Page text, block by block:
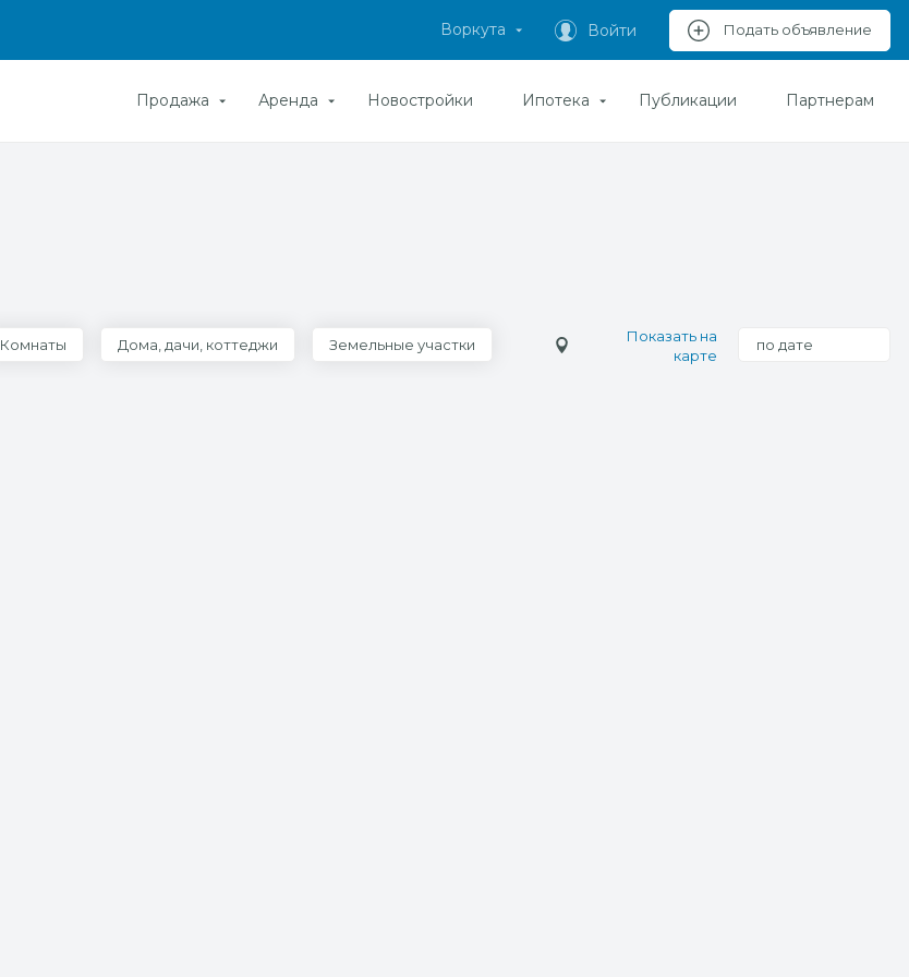
Воркута Войти Подать объявление
Продажа Аренда Новостройки Ипотека Публикации Партнерам
Комнаты Дома, дачи, коттеджи Земельные участки
Показать на
карте
по дате